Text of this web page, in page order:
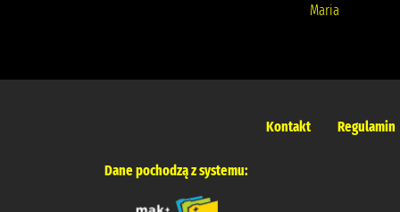
Maria
Kontakt Regulamin
Dane pochodzą z systemu: